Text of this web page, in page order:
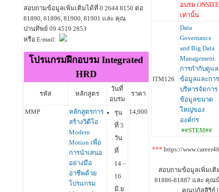
สอบถามข้อมูลเพิ่มเติมได้ที่ 0 2644 8150 ต่อ
81890, 81896, 81900, 81901 และ คุณ
ปานทิพย์ 09 4519 2853
หรือ E-mail:
โปรแกรมฝึกอบรม Integrated
HRD
รหัส หลักสูตร
วันที่
อบรม
ราคา
MMP
หลักสูตรการ
สร้างวิดีโอ
Modern
Motion เพื่อ
การนำเสนอ
อย่างมือ
อาชีพด้วย
โปรแกรม
รุ่น
ที่ 5
วัน
ที่
14 –
16
มิ.ย.
14,900
อบรม ONSITE
เท่านั้น
ITM126
Data
Governance
and Big Data
Management:
การกำกับดูแล
ข้อมูลและการ
บริหารจัดการ
ข้อมูลขนาด
ใหญ่ของ
องค์กร
##STEM##
*** https://
สอบถามข้อมูลเพิ่มเติ
81886-81887 และ คุณ
คุณปภัสสิริย์